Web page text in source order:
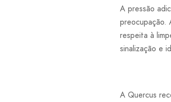
A pressão
preocupação.
respeita à
sinalização e
A Quercus